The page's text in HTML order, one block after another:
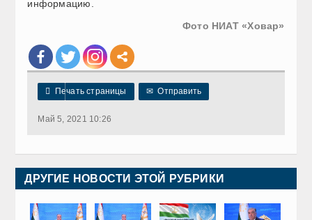
информацию.
Фото НИАТ «Ховар»
 Печать страницы ✉ Отправить
Май 5, 2021 10:26
ДРУГИЕ НОВОСТИ ЭТОЙ РУБРИКИ